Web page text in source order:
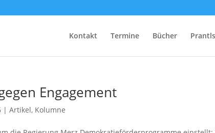
Kontakt Termine Bücher
Engagement
|Artikel, Kolumne